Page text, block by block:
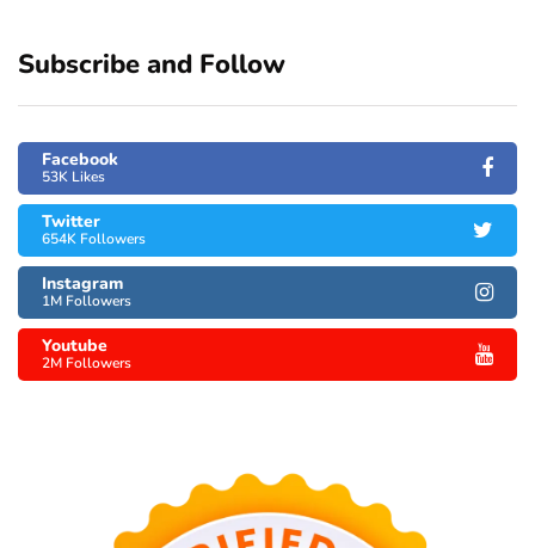
Subscribe and Follow
Facebook
53K Likes
Twitter
654K Followers
Instagram
1M Followers
Youtube
2M Followers